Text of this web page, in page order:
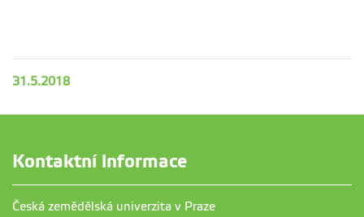
31.5.2018
Kontaktní informace
Česká zemědělská univerzita v Praze